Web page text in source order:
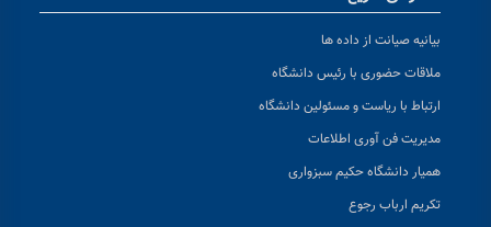
بیانیه صیانت از داده ها
ملاقات حضوری با رئیس دانشگاه
ارتباط با ریاست و مسئولین دانشگاه
مدیریت فن آوری اطلاعات
همیار دانشگاه حکیم سبزواری
تکریم ارباب رجوع